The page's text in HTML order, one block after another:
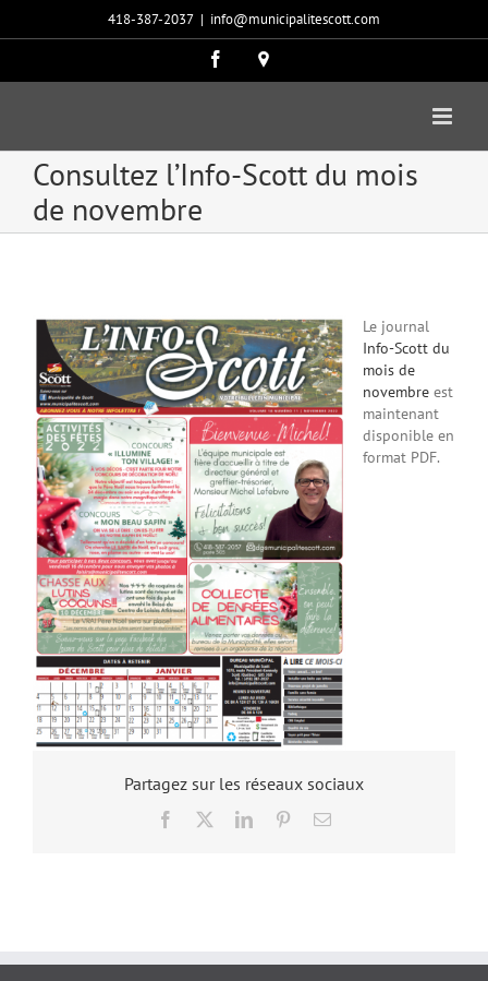
418-387-2037 | info@municipalitescott.com
Facebook
Carte
Consultez l’Info-Scott du mois
de novembre
Le journal
Info-Scott du
mois de
novembre est
maintenant
disponible en
format PDF.
Partagez sur les réseaux sociaux
Facebook LinkedInPinterestEmail